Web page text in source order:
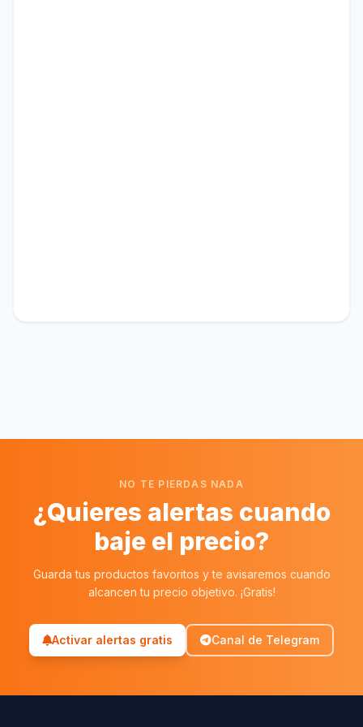
NO TE PIERDAS NADA
¿Quieres alertas cuando
baje el precio?
Guarda tus productos favoritos y te avisaremos cuando
alcancen tu precio objetivo. ¡Gratis!
Activar alertas gratis Canal de Telegram